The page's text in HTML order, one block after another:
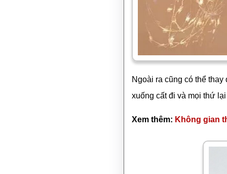
Ngoài ra cũng có thể
xuống cất đi và mọi thứ
Xem thêm: Không gian